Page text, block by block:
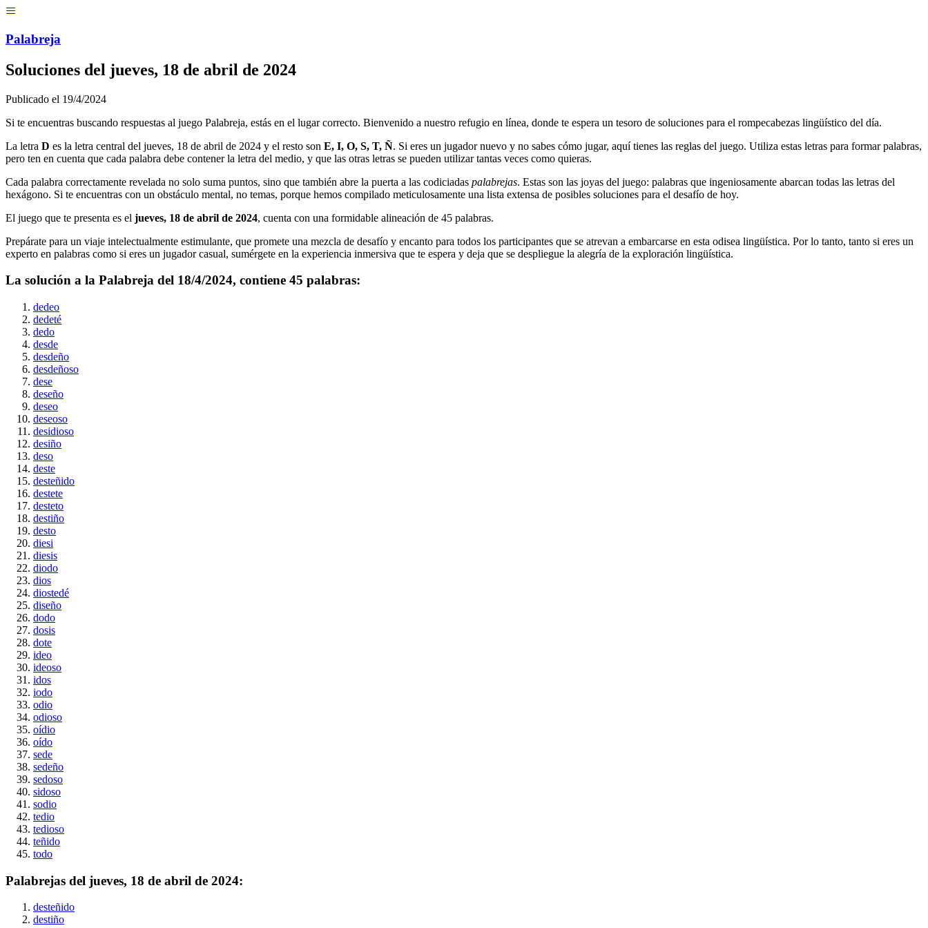
Palabreja
Soluciones del jueves, 18 de abril de 2024
Publicado el 19/4/2024
Si te encuentras buscando respuestas al juego Palabreja, estás en el lugar correcto. Bienvenido a nuestro refugio en línea, donde te espera un tesoro de soluciones para el rompecabezas lingüístico del día.
La letra D es la letra central del jueves, 18 de abril de 2024 y el resto son E, I, O, S, T, Ñ. Si eres un jugador nuevo y no sabes cómo jugar, aquí tienes las reglas del juego. Utiliza estas letras para formar palabras,
pero ten en cuenta que cada palabra debe contener la letra del medio, y que las otras letras se pueden utilizar tantas veces como quieras.
Cada palabra correctamente revelada no solo suma puntos, sino que también abre la puerta a las codiciadas palabrejas. Estas son las joyas del juego: palabras que ingeniosamente abarcan todas las letras del
hexágono. Si te encuentras con un obstáculo mental, no temas, porque hemos compilado meticulosamente una lista extensa de posibles soluciones para el desafío de hoy.
El juego que te presenta es el jueves, 18 de abril de 2024, cuenta con una formidable alineación de 45 palabras.
Prepárate para un viaje intelectualmente estimulante, que promete una mezcla de desafío y encanto para todos los participantes que se atrevan a embarcarse en esta odisea lingüística. Por lo tanto, tanto si eres un
experto en palabras como si eres un jugador casual, sumérgete en la experiencia inmersiva que te espera y deja que se despliegue la alegría de la exploración lingüística.
La solución a la Palabreja del 18/4/2024, contiene 45 palabras:
dedeo
dedeté
dedo
desde
desdeño
desdeñoso
dese
deseño
deseo
deseoso
desidioso
desiño
deso
deste
desteñido
destete
desteto
destiño
desto
diesi
diesis
diodo
dios
diostedé
diseño
dodo
dosis
dote
ideo
ideoso
idos
iodo
odio
odioso
oídio
oído
sede
sedeño
sedoso
sidoso
sodio
tedio
tedioso
teñido
todo
Palabrejas del jueves, 18 de abril de 2024:
desteñido
destiño